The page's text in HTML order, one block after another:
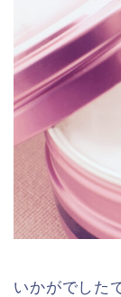
いかがでした